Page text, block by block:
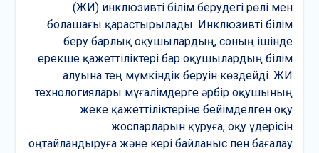
(ЖИ) инклюзивті білім берудегі рөлі мен
болашағы қарастырылады. Инклюзивті білім
беру барлық оқушылардың, соның ішінде
ерекше қажеттіліктері бар оқушылардың білім
алуына тең мүмкіндік беруін көздейді. ЖИ
технологиялары мұғалімдерге әрбір оқушының
жеке қажеттіліктеріне бейімделген оқу
жоспарларын құруға, оқу үдерісін
оңтайландыруға және кері байланыс пен бағалау